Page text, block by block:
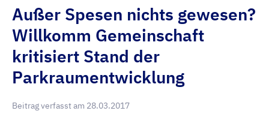
Außer Spesen nichts gewesen?
Willkomm Gemeinschaft
kritisiert Stand der
Parkraumentwicklung
Beitrag verfasst am 28.03.2017